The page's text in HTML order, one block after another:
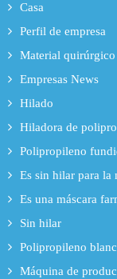
Casa
Perfil de empresa
Material quirúrgico
Empresas News
Hilado
Hiladora de
Polipropileno
Es sin hilar para la
Es una máscara
Sin hilar
Polipropileno
Máquina de